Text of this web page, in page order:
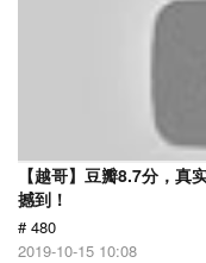
【越哥】豆瓣8.7分，真
撼到！
# 480
2019-10-15 10:08